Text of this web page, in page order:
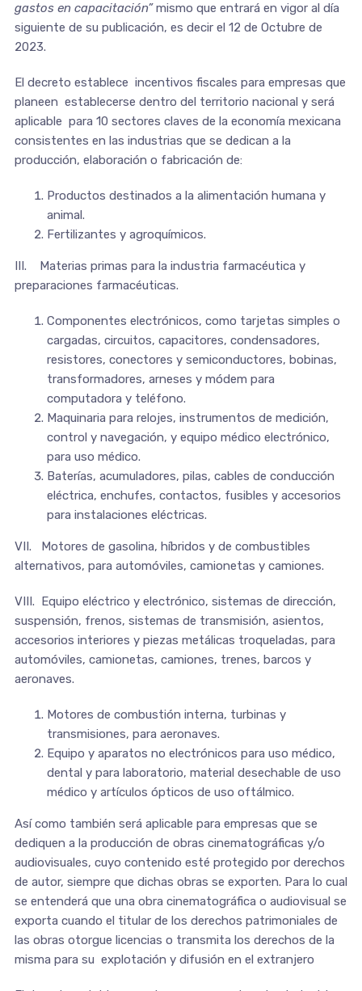
gastos en capacitación”mismo que entrará en vigor al día
siguiente de su publicación, es decir el 12 de Octubre de
2023.
El decreto establece incentivos fiscales para empresas que
planeen establecerse dentro del territorio nacional y será
aplicable para 10 sectores claves de la economía mexicana
consistentes en las industrias que se dedican a la
producción, elaboración o fabricación de:
Productos destinados a la alimentación humana y
animal.
Fertilizantes y agroquímicos.
III. Materias primas para la industria farmacéutica y
preparaciones farmacéuticas.
Componentes electrónicos, como tarjetas simples o
cargadas, circuitos, capacitores, condensadores,
resistores, conectores y semiconductores, bobinas,
transformadores, arneses y módem para
computadora y teléfono.
Maquinaria para relojes, instrumentos de medición,
control y navegación, y equipo médico electrónico,
para uso médico.
Baterías, acumuladores, pilas, cables de conducción
eléctrica, enchufes, contactos, fusibles y accesorios
para instalaciones eléctricas.
VII. Motores de gasolina, híbridos y de combustibles
alternativos, para automóviles, camionetas y camiones.
VIII. Equipo eléctrico y electrónico, sistemas de dirección,
suspensión, frenos, sistemas de transmisión, asientos,
accesorios interiores y piezas metálicas troqueladas, para
automóviles, camionetas, camiones, trenes, barcos y
aeronaves.
Motores de combustión interna, turbinas y
transmisiones, para aeronaves.
Equipo y aparatos no electrónicos para uso médico,
dental y para laboratorio, material desechable de uso
médico y artículos ópticos de uso oftálmico.
Así como también será aplicable para empresas que se
dediquen a la producción de obras cinematográficas y/o
audiovisuales, cuyo contenido esté protegido por derechos
de autor, siempre que dichas obras se exporten. Para lo cual
se entenderá que una obra cinematográfica o audiovisual se
exporta cuando el titular de los derechos patrimoniales de
las obras otorgue licencias o transmita los derechos de la
misma para su explotación y difusión en el extranjero